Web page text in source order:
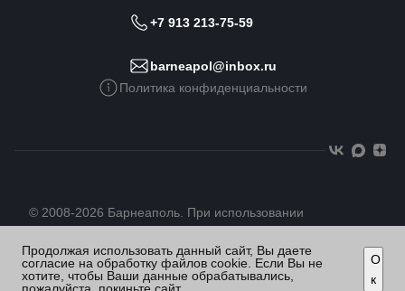
+7 913 213-75-59
barneapol@inbox.ru
Политика конфиденциальности
© 2008-2026 Барнеаполь. При использовании
Продолжая использовать данный сайт, Вы даете
согласие на обработку файлов cookie. Если Вы не
хотите, чтобы Ваши данные обрабатывались,
О
к